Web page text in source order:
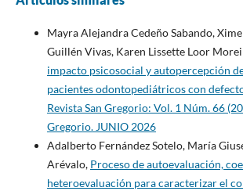
Mayra Alejandra Cedeño Sabando,
Guillén Vivas, Karen Lissette Loor
impacto psicosocial y autopercepción
pacientes odontopediátricos con
Revista San Gregorio: Vol. 1 Núm. 66
Gregorio. JUNIO 2026
Adalberto Fernández Sotelo, María
Arévalo, Proceso de autoevaluación,
heteroevaluación para caracterizar el